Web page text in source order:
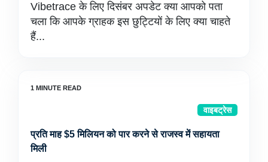
Vibetrace के लिए दिसंबर अपडेट क्या आपको पता
चला कि आपके ग्राहक इस छुट्टियों के लिए क्या चाहते
हैं...
वाइबट्रेस
प्रति माह $5 मिलियन को पार करने से राजस्व में सहायता
मिली